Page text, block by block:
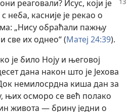
реаговали? Исус, који је
неба, касније је рекао о
„Нису обраћали пажњу
све их однео“ (Матеј 24:39).
је било Ноју и његовој
дана након што је Јехова
немилосрдна киша дан за
њих осморо се већ полако
живота — брину једни о